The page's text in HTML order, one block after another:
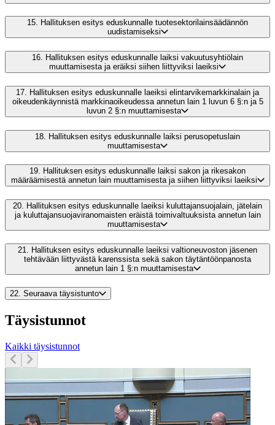
15. Hallituksen esitys eduskunnalle tuotesektorilainsäädännön
uudistamiseksi
16. Hallituksen esitys eduskunnalle laiksi vakuutusyhtiölain
muuttamisesta ja eräiksi siihen liittyviksi laeiksi
17.
Hallituksen esitys eduskunnalle laeiksi elintarvikemarkkinalain ja
oikeudenkäynnistä markkinaoikeudessa annetun lain 1 luvun 6 §:n ja 5
luvun 2 §:n muuttamisesta
18. Hallituksen esitys eduskunnalle laiksi perusopetuslain
muuttamisesta
19. Hallituksen esitys eduskunnalle laiksi sakon ja rikesakon
määräämisestä annetun lain muuttamisesta ja siihen liittyviksi laeiksi
20.
Hallituksen esitys eduskunnalle laeiksi kuluttajansuojalain, jätelain
ja kuluttajansuojaviranomaisten eräistä toimivaltuuksista annetun lain
muuttamisesta
21.
Hallituksen esitys eduskunnalle laeiksi valtioneuvoston jäsenen
tehtävään liittyvästä karenssista sekä sakon täytäntöönpanosta
annetun lain 1 §:n muuttamisesta
22. Seuraava täysistunto
Täysistunnot
Kaikki täysistunnot